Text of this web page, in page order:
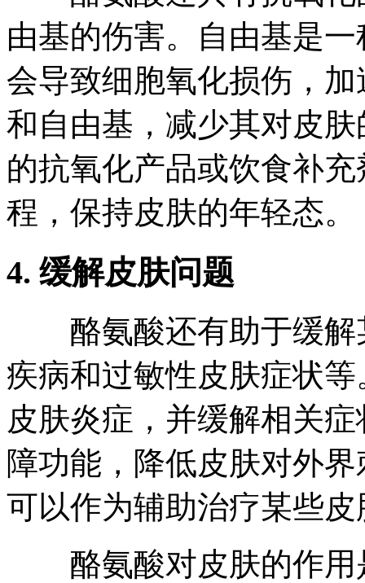
由基的伤害。自由基是
会导致细胞氧化损伤，
和自由基，减少其对皮
的抗氧化产品或饮食补
程，保持皮肤的年轻态。
4. 缓解皮肤问题
酪氨酸还有助于缓解
疾病和过敏性皮肤症状
皮肤炎症，并缓解相关
障功能，降低皮肤对外
可以作为辅助治疗某些
酪氨酸对皮肤的作用